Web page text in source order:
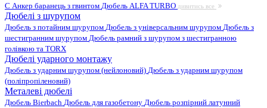
С Анкер баранець з гвинтом Дюбель ALFA TURBO дивитись все
Дюбелі з шурупом
Дюбель з потайним шурупом Дюбель з універсальним шурупом Дюбель з
шестигранним шурупом Дюбель рамний з шурупом з шестигранною
голівкою та TORX
Дюбелі ударного монтажу
Дюбель з ударним шурупом (нейлоновий) Дюбель з ударним шурупом
(поліпропіленовий)
Металеві дюбелі
Дюбель Bierbach Дюбель для газобетону Дюбель розпірний латунний